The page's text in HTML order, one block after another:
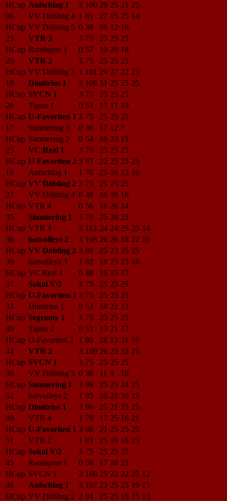
HCup Aufschlag 1 3 100 29 25 21 25
06
VV Döbling 4 1 81 27 15 25 14
HCup VV Döbling 5 0 38 10 12 16
23
VTR 3 3 75 25 25 25
HCup Randsport 1 0 57 19 20 18
20
VTR 2 3 75 25 25 25
HCup VV Döbling 3 1 101 29 27 22 23
18
Dimitrios 1 3 106 31 25 25 25
HCup SVCN 1 3 75 25 25 25
26
Tigers 1 0 53 17 17 19
HCup U-Favoriten 1 3 75 25 25 25
17
Simmering 3 0 36 17 12 7
HCup Simmering 2 0 54 16 23 15
25
VC Real 1 3 75 25 25 25
HCup U-Favoriten 2 3 97 22 25 25 25
19
Aufschlag 1 1 70 25 16 13 16
HCup VV Döbling 2 3 75 25 25 25
27
VV Döbling 4 0 48 16 16 16
HCup VTR 4 0 56 16 26 14
35
Simmering 1 3 78 25 28 25
HCup VTR 3 2 112 24 24 25 25 14
36
hotvolleys 2 3 108 26 26 18 22 16
HCup VV Döbling 2 3 98 25 23 25 25
39
hotvolleys 3 1 82 18 25 23 16
HCup VC Real 1 0 48 16 15 17
37
Sokol V/2 3 75 25 25 25
HCup U-Favoriten 1 3 75 25 25 25
33
Dimitrios 1 0 53 18 22 13
HCup Segromy 1 3 75 25 25 25
40
Tigers 2 0 51 13 21 17
HCup U-Favoriten 2 1 90 28 15 31 16
34
VTR 2 3 109 26 25 33 25
HCup SVCN 1 3 75 25 25 25
38
VV Döbling 5 0 30 11 9
10
HCup Simmering 1 3 99 25 25 24 25
52
hotvolleys 2 1 85 18 22 26 19
HCup Dimitrios 1 3 96 25 21 25 25
49
VTR 4 1 79 17 25 16 21
HCup U-Favoriten 1 3 96 21 25 25 25
51
VTR 2 1 83 25 19 16 23
HCup Sokol V/2 3 75 25 25 25
45
Randsport 1 0 58 17 18 23
HCup SVCN 1 2 106 25 22 22 25 12
46
Aufschlag 1 3 107 23 25 25 19 15
HCup VV Döbling 2 2 94 25 25 16 15 13